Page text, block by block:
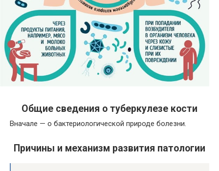
Общие сведения о туберкулезе кости
Вначале — о бактериологической природе болезни.
Причины и механизм развития патологии